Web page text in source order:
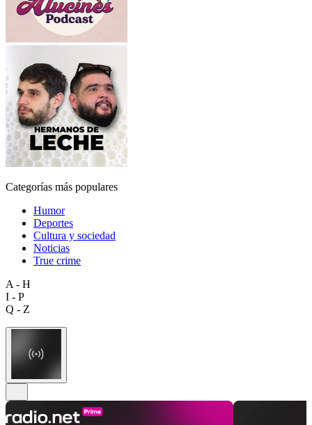
Categorías más populares
Humor
Deportes
Cultura y sociedad
Noticias
True crime
A - H
I - P
Q - Z